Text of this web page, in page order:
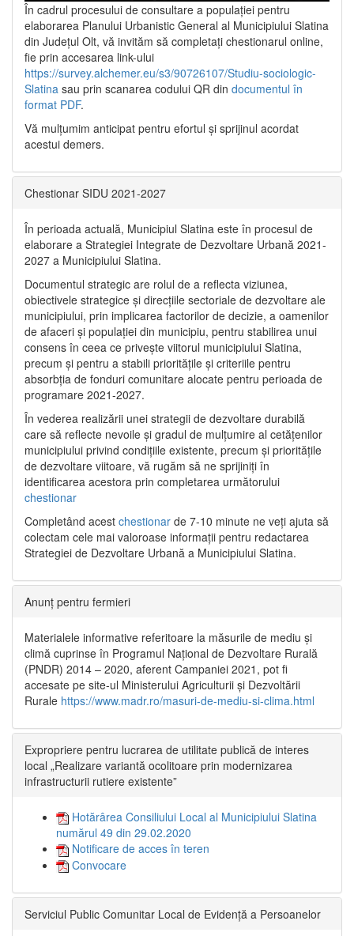
În cadrul procesului de consultare a populaţiei pentru
elaborarea Planului Urbanistic General al Municipiului Slatina
din Județul Olt, vă invităm să completați chestionarul online,
fie prin accesarea link-ului
https://survey.alchemer.eu/s3/90726107/Studiu-sociologic-
Slatina sau prin scanarea codului QR din documentul în
format PDF.
Vă mulţumim anticipat pentru efortul şi sprijinul acordat
acestui demers.
Chestionar SIDU 2021-2027
În perioada actuală, Municipiul Slatina este în procesul de
elaborare a Strategiei Integrate de Dezvoltare Urbană 2021‐
2027 a Municipiului Slatina.
Documentul strategic are rolul de a reflecta viziunea,
obiectivele strategice și direcțiile sectoriale de dezvoltare ale
municipiului, prin implicarea factorilor de decizie, a oamenilor
de afaceri și populației din municipiu, pentru stabilirea unui
consens în ceea ce privește viitorul municipiului Slatina,
precum și pentru a stabili prioritățile și criteriile pentru
absorbția de fonduri comunitare alocate pentru perioada de
programare 2021-2027.
În vederea realizării unei strategii de dezvoltare durabilă
care să reflecte nevoile și gradul de mulțumire al cetățenilor
municipiului privind condițiile existente, precum și prioritățile
de dezvoltare viitoare, vă rugăm să ne sprijiniți în
identificarea acestora prin completarea următorului
chestionar
Completând acest chestionar de 7-10 minute ne veți ajuta să
colectam cele mai valoroase informații pentru redactarea
Strategiei de Dezvoltare Urbană a Municipiului Slatina.
Anunț pentru fermieri
Materialele informative referitoare la măsurile de mediu și
climă cuprinse în Programul Național de Dezvoltare Rurală
(PNDR) 2014 – 2020, aferent Campaniei 2021, pot fi
accesate pe site-ul Ministerului Agriculturii și Dezvoltării
Rurale https://www.madr.ro/masuri-de-mediu-si-clima.html
Expropriere pentru lucrarea de utilitate publică de interes
local „Realizare variantă ocolitoare prin modernizarea
infrastructurii rutiere existente”
Hotărârea Consiliului Local al Municipiului Slatina
numărul 49 din 29.02.2020
Notificare de acces în teren
Convocare
Serviciul Public Comunitar Local de Evidență a Persoanelor